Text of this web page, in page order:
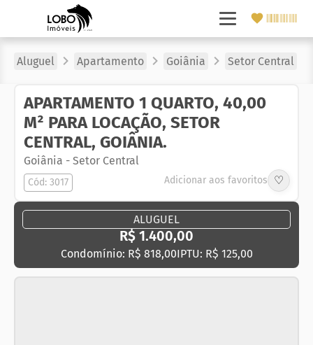
Aluguel Apartamento Goiânia Setor Central
APARTAMENTO 1 QUARTO, 40,00
M² PARA LOCAÇÃO, SETOR
CENTRAL, GOIÂNIA.
Goiânia - Setor Central
Adicionar aos favoritos ♡
Cód: 3017
ALUGUEL
R$ 1.400,00
Condomínio: R$ 818,00IPTU: R$ 125,00